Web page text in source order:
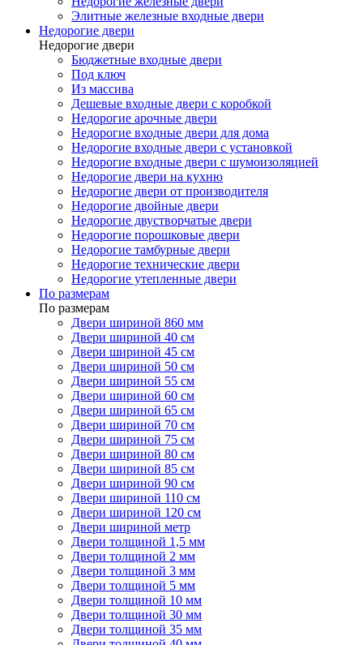
Элитные железные входные двери
Недорогие двери
Недорогие двери
Бюджетные входные двери
Под ключ
Из массива
Дешевые входные двери с коробкой
Недорогие арочные двери
Недорогие входные двери для дома
Недорогие входные двери с установкой
Недорогие входные двери с шумоизоляцией
Недорогие двери на кухню
Недорогие двери от производителя
Недорогие двойные двери
Недорогие двустворчатые двери
Недорогие порошковые двери
Недорогие тамбурные двери
Недорогие технические двери
Недорогие утепленные двери
По размерам
По размерам
Двери шириной 860 мм
Двери шириной 40 см
Двери шириной 45 см
Двери шириной 50 см
Двери шириной 55 см
Двери шириной 60 см
Двери шириной 65 см
Двери шириной 70 см
Двери шириной 75 см
Двери шириной 80 см
Двери шириной 85 см
Двери шириной 90 см
Двери шириной 110 см
Двери шириной 120 см
Двери шириной метр
Двери толщиной 1,5 мм
Двери толщиной 2 мм
Двери толщиной 3 мм
Двери толщиной 5 мм
Двери толщиной 10 мм
Двери толщиной 30 мм
Двери толщиной 35 мм